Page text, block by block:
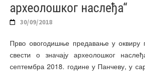
археолошког наслеђа“
30/09/2018
Прво овогодишње предавање у оквиру
свести о значају археолошког
септембра 2018. године у Панчеву, у